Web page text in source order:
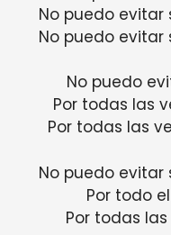
No puedo
No puedo
No puedo
Por todas las
Por todas las
No puedo
Por todo
Por todas